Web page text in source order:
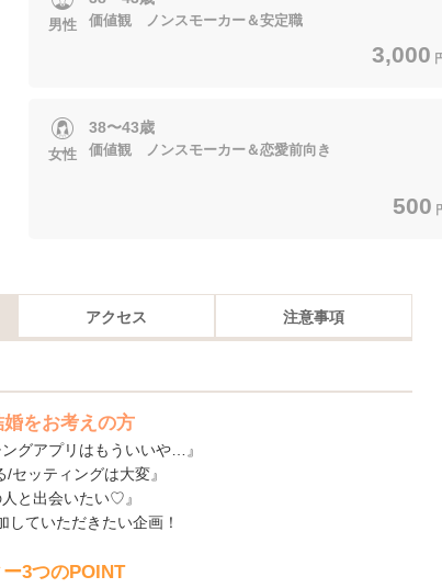
男性 価値観 ノンスモーカー＆安定職
3,000
女性
38〜43歳
価値観 ノンスモーカー＆恋愛前向き
500
アクセス 注意事項
をお考えの方
グアプリはもういいや…』
/セッティングは大変』
人と出会いたい♡』
していただきたい企画！
3つのPOINT